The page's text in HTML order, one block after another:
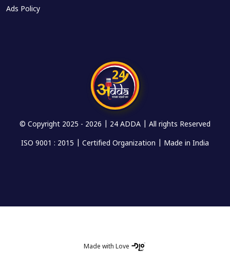
Ads Policy
© Copyright 2025 - 2026 | 24 ADDA | All rights Reserved
ISO 9001 : 2015 | Certified Organization | Made in India
Made with Love